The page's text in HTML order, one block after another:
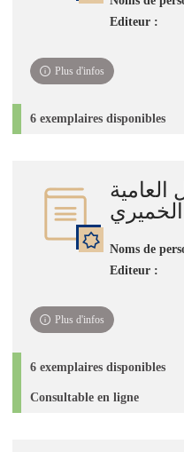
Editeur :
Plus d'infos
6 exemplaires disponibles
العامية
Noms de
Editeur :
Plus d'infos
6 exemplaires disponibles
Consultable en ligne